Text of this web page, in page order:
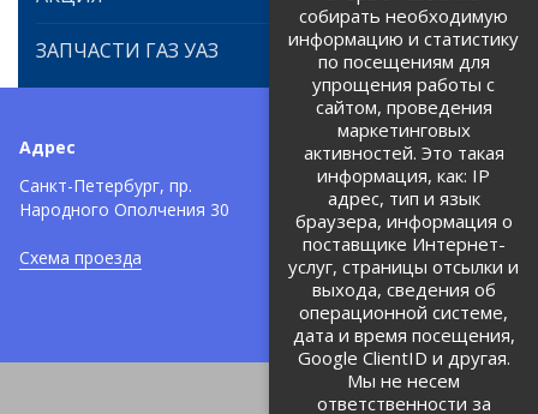
ЗАПЧАСТИ ГАЗ УАЗ
Адрес
Санкт-Петербург, пр.
Народного Ополчения 30
Схема проезда
Телефоны:
+7 (812) 971-42-42
Политика об обработке и
защите персональных данных
Соглашение на обработку
персональных данных
собирать необходимую
информацию и статистику
по посещениям для
упрощения работы с
сайтом, проведения
маркетинговых
активностей. Это такая
информация, как: IP
адрес, тип и язык
браузера, информация о
поставщике Интернет-
услуг, страницы отсылки и
выхода, сведения об
операционной системе,
дата и время посещения,
Google ClientID и другая.
Мы не несем
ответственности за